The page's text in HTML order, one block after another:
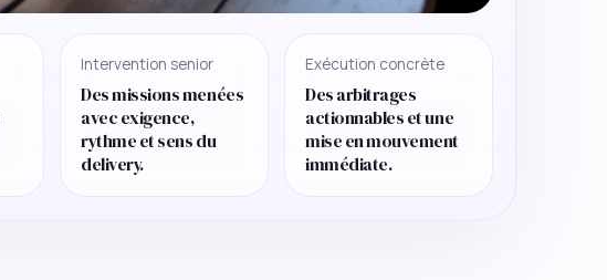
Intervention senior
Des missions menées
avec exigence,
rythme et sens du
delivery.
Exécution concrète
Des arbitrages
actionnables et une
mise en mouvement
immédiate.